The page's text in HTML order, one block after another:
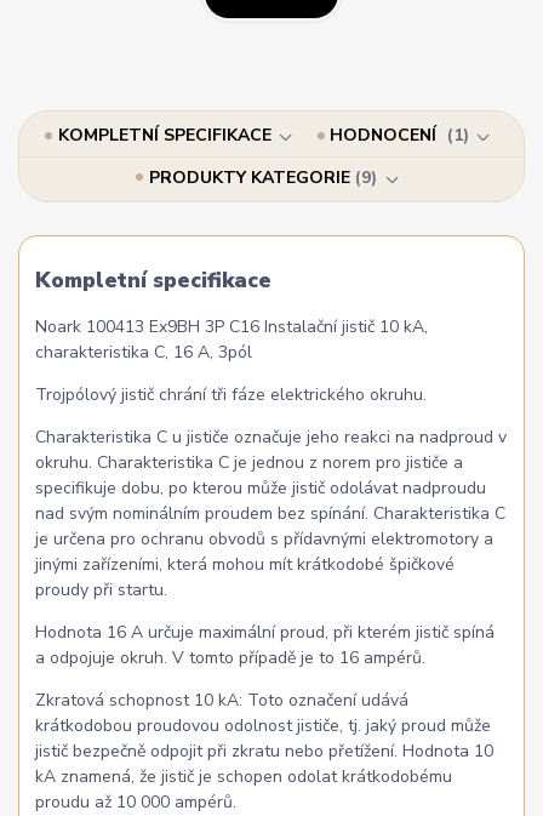
KOMPLETNÍ SPECIFIKACE HODNOCENÍ
1
PRODUKTY KATEGORIE 9
Kompletní specifikace
Noark 100413 Ex9BH 3P C16 Instalační jistič 10 kA,
charakteristika C, 16 A, 3pól
Trojpólový jistič chrání tři fáze elektrického okruhu.
Charakteristika C u jističe označuje jeho reakci na nadproud v
okruhu. Charakteristika C je jednou z norem pro jističe a
specifikuje dobu, po kterou může jistič odolávat nadproudu
nad svým nominálním proudem bez spínání. Charakteristika C
je určena pro ochranu obvodů s přídavnými elektromotory a
jinými zařízeními, která mohou mít krátkodobé špičkové
proudy při startu.
Hodnota 16 A určuje maximální proud, při kterém jistič spíná
a odpojuje okruh. V tomto případě je to 16 ampérů.
Zkratová schopnost 10 kA: Toto označení udává
krátkodobou proudovou odolnost jističe, tj. jaký proud může
jistič bezpečně odpojit při zkratu nebo přetížení. Hodnota 10
kA znamená, že jistič je schopen odolat krátkodobému
proudu až 10 000 ampérů.